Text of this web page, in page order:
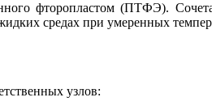
фторопластом (ПТФЭ).
средах при умеренных
узлов: